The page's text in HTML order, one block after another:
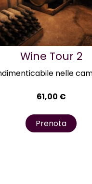
Wine Tour 2
nelle
61,00 €
Prenota